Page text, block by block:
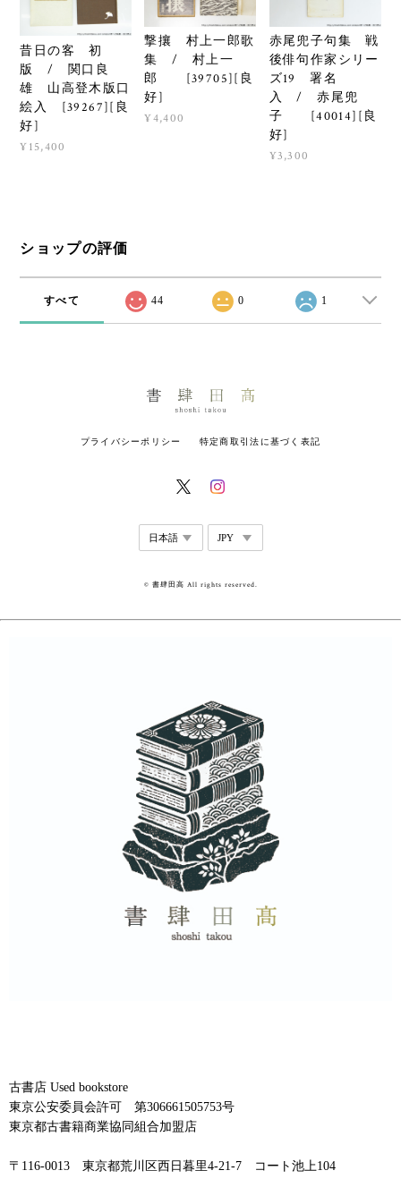
昔日の客 初
版 / 関口良
雄 山高登木版口
絵入 [39267][良
好]
¥15,400
撃攘 村上一郎歌
集 / 村上一
郎 [39705][良
好]
¥4,400
赤尾兜子句集 戦
後俳句作家シリー
ズ19 署名
入 / 赤尾兜
子 [40014][良
好]
¥3,300
ショップの評価
すべて 44 0 1
プライバシーポリシー 特定商取引法に基づく表記
© 書肆田高 All rights reserved.
古書店 Used bookstore
東京公安委員会許可 第306661505753号
東京都古書籍商業協同組合加盟店
〒116-0013 東京都荒川区西日暮里4-21-7 コート池上104